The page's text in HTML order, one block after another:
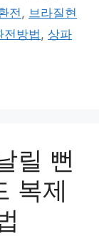
전, 브라질현
전방법, 상파
릴 뻔
복제